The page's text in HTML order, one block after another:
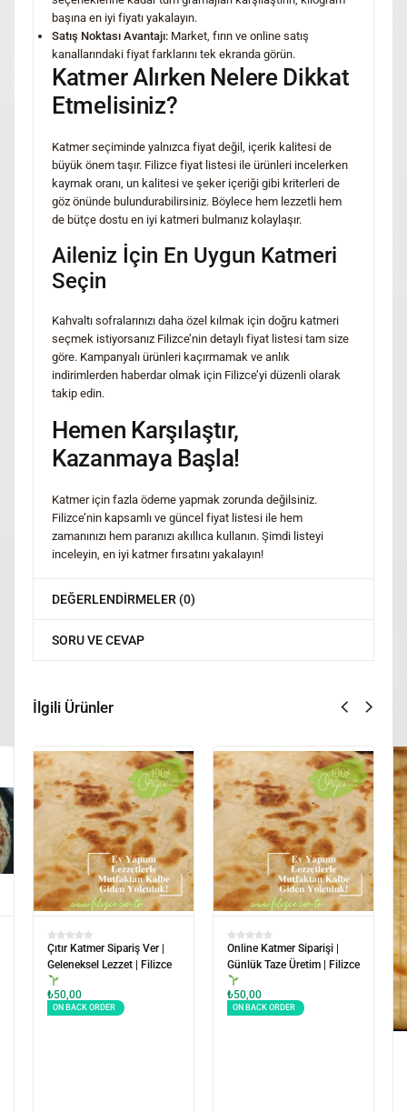
başına en iyi fiyatı yakalayın.
Satış Noktası Avantajı: Market, fırın ve online satış
kanallarındaki fiyat farklarını tek ekranda görün.
Katmer Alırken Nelere Dikkat
Etmelisiniz?
Katmer seçiminde yalnızca fiyat değil, içerik kalitesi de
büyük önem taşır. Filizce fiyat listesi ile ürünleri incelerken
kaymak oranı, un kalitesi ve şeker içeriği gibi kriterleri de
göz önünde bulundurabilirsiniz. Böylece hem lezzetli hem
de bütçe dostu en iyi katmeri bulmanız kolaylaşır.
Aileniz İçin En Uygun Katmeri
Seçin
Kahvaltı sofralarınızı daha özel kılmak için doğru katmeri
seçmek istiyorsanız Filizce’nin detaylı fiyat listesi tam size
göre. Kampanyalı ürünleri kaçırmamak ve anlık
indirimlerden haberdar olmak için Filizce’yi düzenli olarak
takip edin.
Hemen Karşılaştır,
Kazanmaya Başla!
Katmer için fazla ödeme yapmak zorunda değilsiniz.
Filizce’nin kapsamlı ve güncel fiyat listesi ile hem
zamanınızı hem paranızı akıllıca kullanın. Şimdi listeyi
inceleyin, en iyi katmer fırsatını yakalayın!
DEĞERLENDIRMELER (0)
SORU VE CEVAP
İlgili Ürünler
Çıtır Katmer Sipariş Ver |
Geleneksel Lezzet | Filizce
₺50,00
ON BACK ORDER
Online Katmer Siparişi |
Günlük Taze Üretim | Filizce
₺50,00
ON BACK ORDER